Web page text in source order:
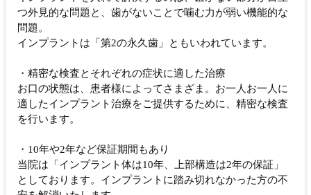
つ外見的な問題と、歯がないことで噛む力が弱い機能的な
問題。
インプラントは「第2の永久歯」ともいわれています。
・精密な検査とそれぞれの症状に適した治療
お口の状態は、患者様によってさまざま。お一人お一人に
適したインプラント治療をご提供するために、精密な検査
を行います。
・10年や2年など保証期間もあり
当院は「インプラント体は10年、上部構造は2年の保証」
としております。インプラントに踏み切れなかった方の不